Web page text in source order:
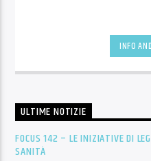
INFO
ULTIME NOTIZIE
FOCUS 142 – LE INIZIATIVE DI
SANITÀ